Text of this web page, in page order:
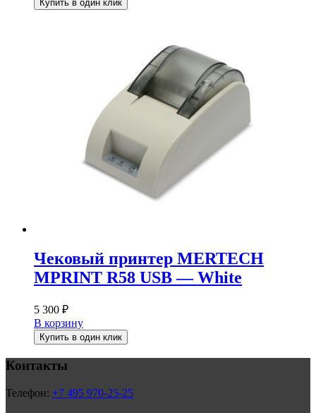
Купить в один клик
Чековый принтер MERTECH
MPRINT R58 USB — White
5 300 ₽
В корзину
Купить в один клик
Контакты
Телефон: +7 495 970-25-25